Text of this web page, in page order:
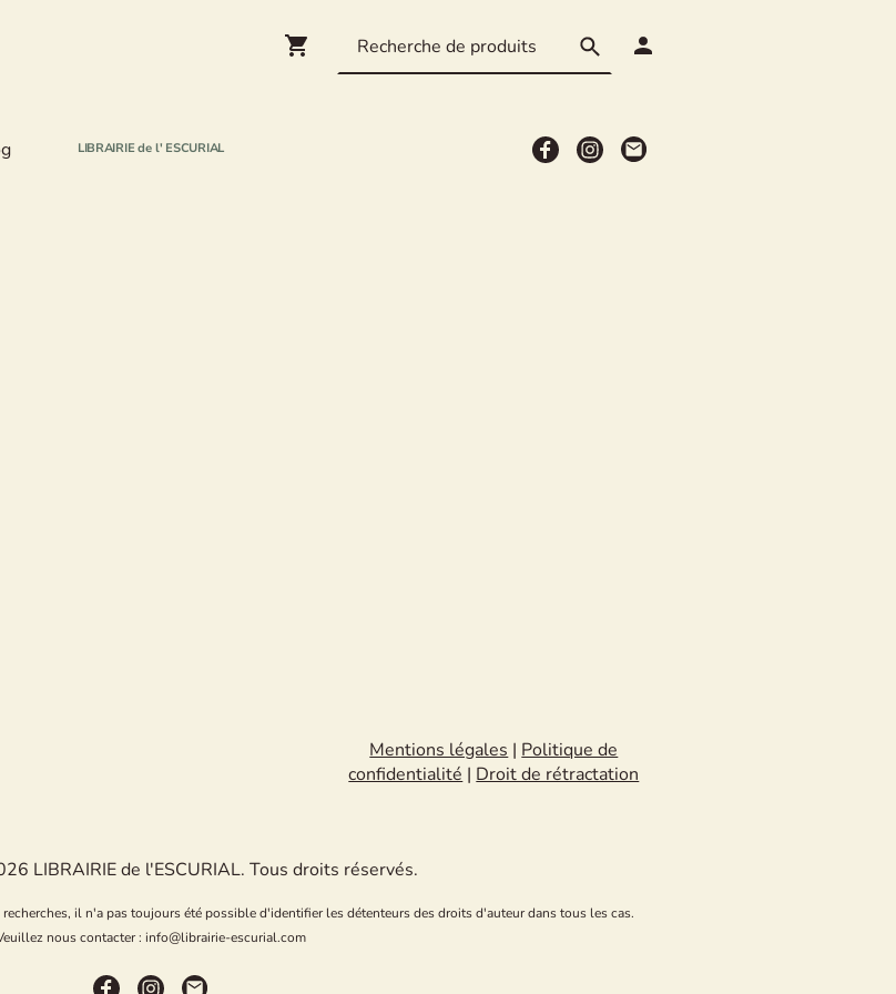
LIBRAIRIE de l' ESCURIAL
Mentions légales|Politique de
confidentialité|Droit de rétractation
LIBRAIRIE de l'ESCURIAL. Tous droits réservés.
il n'a pas toujours été possible d'identifier les détenteurs des droits d'auteur dans tous les cas.
nous contacter : info@librairie-escurial.com